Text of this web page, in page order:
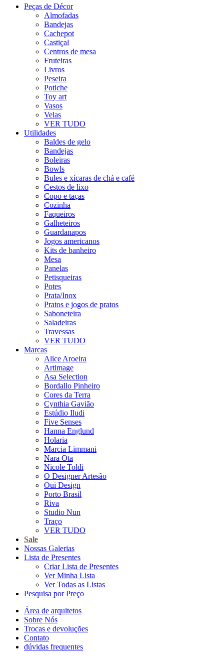
Peças de Décor
Almofadas
Bandejas
Cachepot
Castiçal
Centros de mesa
Fruteiras
Livros
Peseira
Potiche
Toy art
Vasos
Velas
VER TUDO
Utilidades
Baldes de gelo
Bandejas
Boleiras
Bowls
Bules e xícaras de chá e café
Cestos de lixo
Copo e taças
Cozinha
Faqueiros
Galheteiros
Guardanapos
Jogos americanos
Kits de banheiro
Mesa
Panelas
Petisqueiras
Potes
Prata/Inox
Pratos e jogos de pratos
Saboneteira
Saladeiras
Travessas
VER TUDO
Marcas
Alice Aroeira
Artimage
Asa Selection
Bordallo Pinheiro
Cores da Terra
Cynthia Gavião
Estúdio Iludi
Five Senses
Hanna Englund
Holaria
Marcia Limmani
Nara Ota
Nicole Toldi
O Designer Artesão
Oui Design
Porto Brasil
Riva
Studio Nun
Traço
VER TUDO
Sale
Nossas Galerias
Lista de Presentes
Criar Lista de Presentes
Ver Minha Lista
Ver Todas as Listas
Pesquisa por Preço
Área de arquitetos
Sobre Nós
Trocas e devoluções
Contato
dúvidas frequentes